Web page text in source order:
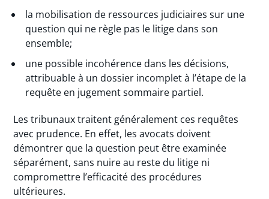
la mobilisation de ressources judiciaires sur une
question qui ne règle pas le litige dans son
ensemble;
une possible incohérence dans les décisions,
attribuable à un dossier incomplet à l’étape de la
requête en jugement sommaire partiel.
Les tribunaux traitent généralement ces requêtes
avec prudence. En effet, les avocats doivent
démontrer que la question peut être examinée
séparément, sans nuire au reste du litige ni
compromettre l’efficacité des procédures
ultérieures.